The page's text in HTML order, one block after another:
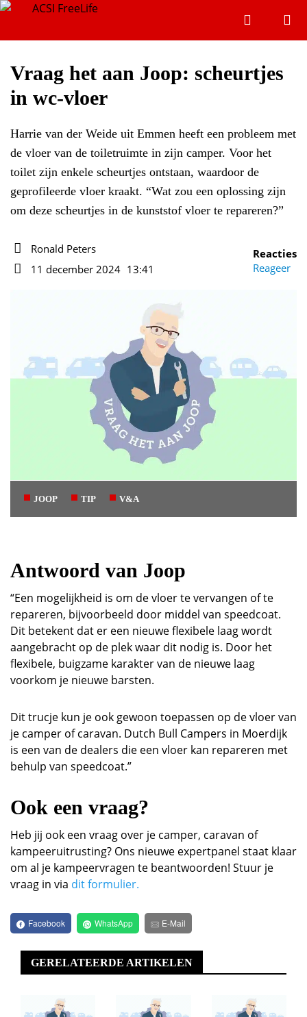
Vraag het aan Joop: scheurtjes
in wc-vloer
Harrie van der Weide uit Emmen heeft een probleem met
de vloer van de toiletruimte in zijn camper. Voor het
toilet zijn enkele scheurtjes ontstaan, waardoor de
geprofileerde vloer kraakt. “Wat zou een oplossing zijn
om deze scheurtjes in de kunststof vloer te repareren?”
Auteur
Ronald Peters
11 december 2024 13:41
Reacties
Reageer
JOOP TIP V&A
Antwoord van Joop
“Een mogelijkheid is om de vloer te vervangen of te
repareren, bijvoorbeeld door middel van speedcoat.
Dit betekent dat er een nieuwe flexibele laag wordt
aangebracht op de plek waar dit nodig is. Door het
flexibele, buigzame karakter van de nieuwe laag
voorkom je nieuwe barsten.
Dit trucje kun je ook gewoon toepassen op de vloer van
je camper of caravan. Dutch Bull Campers in Moerdijk
is een van de dealers die een vloer kan repareren met
behulp van speedcoat.”
Ook een vraag?
Heb jij ook een vraag over je camper, caravan of
kampeeruitrusting? Ons nieuwe expertpanel staat klaar
om al je kampeervragen te beantwoorden! Stuur je
vraag in via dit formulier.
Facebook WhatsApp E-Mail
GERELATEERDE ARTIKELEN